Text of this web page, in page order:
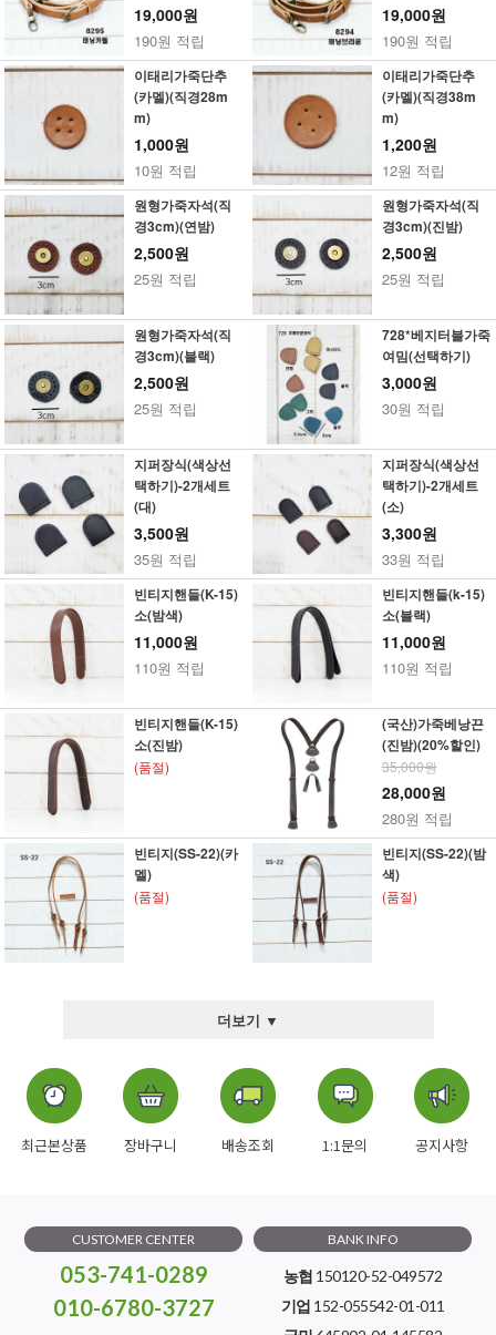
19,000원
190원 적립
19,000원
190원 적립
이태리가죽단추
(카멜)(직경28m
m)
1,000원
10원 적립
이태리가죽단추
(카멜)(직경38m
m)
1,200원
12원 적립
원형가죽자석(직
경3cm)(연밤)
2,500원
25원 적립
원형가죽자석(직
경3cm)(진밤)
2,500원
25원 적립
원형가죽자석(직
경3cm)(블랙)
2,500원
25원 적립
728*베지터블가죽
여밈(선택하기)
3,000원
30원 적립
지퍼장식(색상선
택하기)-2개세트
(대)
3,500원
35원 적립
지퍼장식(색상선
택하기)-2개세트
(소)
3,300원
33원 적립
빈티지핸들(K-15)
소(밤색)
11,000원
110원 적립
빈티지핸들(k-15)
소(블랙)
11,000원
110원 적립
빈티지핸들(K-15)
소(진밤)
(품절)
(국산)가죽베낭끈
(진밤)(20%할인)
35,000원
28,000원
280원 적립
빈티지(SS-22)(카
멜)
(품절)
빈티지(SS-22)(밤
색)
(품절)
더보기 ▼
최근본상품 장바구니 배송조회 1:1문의 공지사항
CUSTOMER CENTER
053-741-0289
010-6780-3727
BANK INFO
농협 150120-52-049572
기업 152-055542-01-011